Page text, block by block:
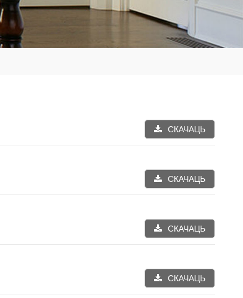
СКАЧАЦЬ
СКАЧАЦЬ
СКАЧАЦЬ
СКАЧАЦЬ